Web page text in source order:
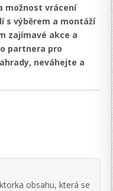
možnost vrácení
s výběrem a montáží
zajímavé akce a
partnera pro
neváhejte a
obsahu, která se